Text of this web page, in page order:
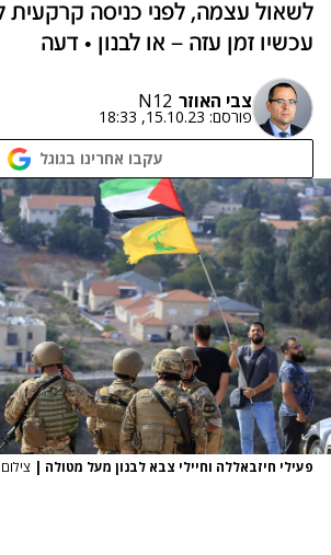
לשאול עצמה, לפני כניסה קרקעית
עכשיו זמן עזה – או לבנון • דעה
צבי האוזר N12
פורסם: 15.10.23, 18:33
עקבו אחרינו בגוגל
פעילי חיזבאללה וחיילי צבא לבנון מעל מטולה | צילום: AP, AP